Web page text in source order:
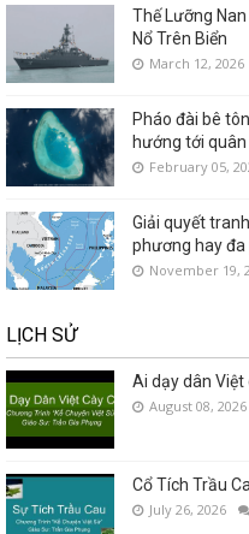
Thế Lưỡng
Nổ Trên Biển
March 12, 2026
Pháo đài bê
hướng tới
February 05,
Giải quyết
phương hay đa
November 19,
LỊCH SỬ
Ai dạy dân Việt
August 08, 2026
Cổ Tích Trầu
July 26, 2026